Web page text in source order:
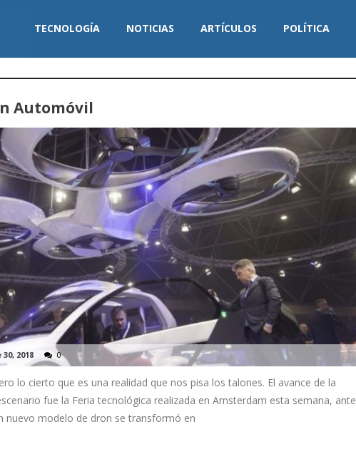
TECNOLOGÍA NOTICIAS ARTÍCULOS POLÍTICA
Automóvil
2018 0
lo cierto que es una realidad que nos pisa los talones. El avance de la
fue la Feria tecnológica realizada en Amsterdam esta semana, ante
nuevo modelo de dron se transformó en